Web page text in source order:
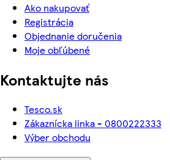
Ako nakupovať
Registrácia
Objednanie doručenia
Moje obľúbené
Kontaktujte nás
Tesco.sk
Zákaznícka linka - 0800222333
Výber obchodu